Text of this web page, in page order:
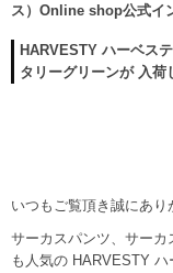
ス）Online shop公式イ
HARVESTY ハーベス
タリーグリーンが 入荷
いつもご覧頂き誠にあり
サーカスパンツ、サー
も人気の HARVESTY